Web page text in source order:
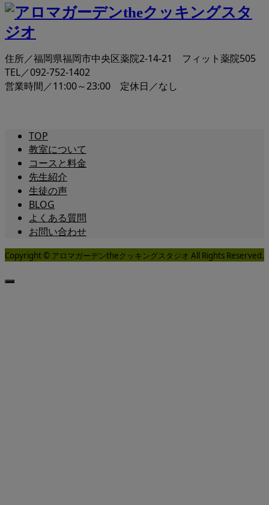
住所／福岡県福岡市中央区薬院2-14-21 フィット薬院505
TEL／092-752-1402
営業時間／11:00～23:00 定休日／なし
TOP
教室について
コースと料金
先生紹介
生徒の声
BLOG
よくある質問
お問い合わせ
Copyright © アロマガーデンtheクッキングスタジオ All Rights Reserved.